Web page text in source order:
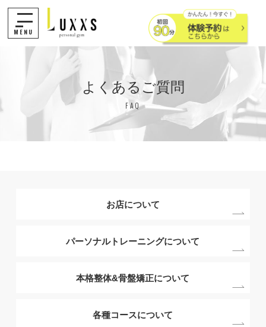
MENU
よくあるご質問
FAQ
お店について
パーソナルトレーニングについて
本格整体&骨盤矯正について
各種コースについて